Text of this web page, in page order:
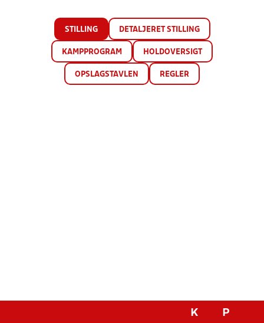
STILLING DETALJERET STILLING
KAMPPROGRAM HOLDOVERSIGT
OPSLAGSTAVLEN REGLER
K P